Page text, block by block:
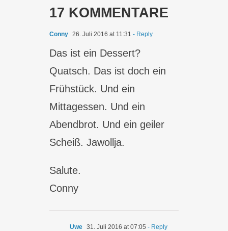
17 KOMMENTARE
Conny 26. Juli 2016 at 11:31 - Reply
Das ist ein Dessert?
Quatsch. Das ist doch ein
Frühstück. Und ein
Mittagessen. Und ein
Abendbrot. Und ein geiler
Scheiß. Jawollja.
Salute.
Conny
Uwe 31. Juli 2016 at 07:05 - Reply